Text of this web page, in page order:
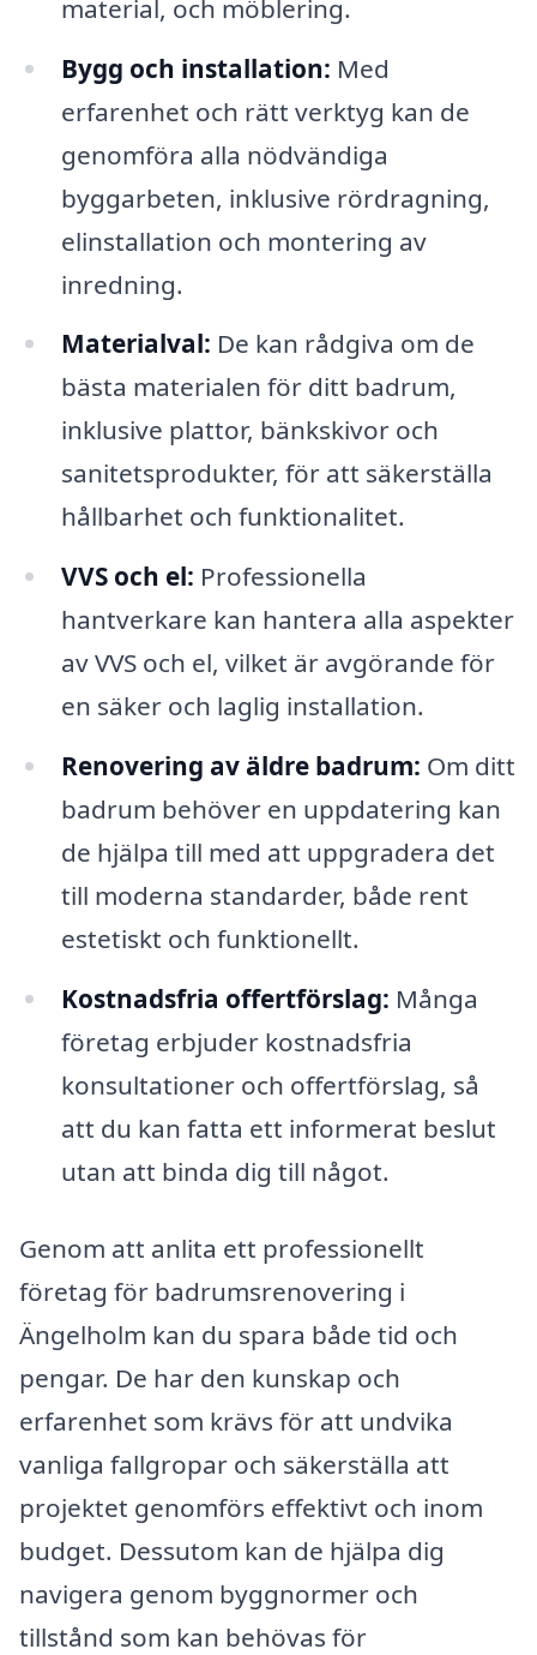
material, och möblering.
Bygg och installation: Med
erfarenhet och rätt verktyg kan de
genomföra alla nödvändiga
byggarbeten, inklusive rördragning,
elinstallation och montering av
inredning.
Materialval: De kan rådgiva om de
bästa materialen för ditt badrum,
inklusive plattor, bänkskivor och
sanitetsprodukter, för att säkerställa
hållbarhet och funktionalitet.
VVS och el: Professionella
hantverkare kan hantera alla aspekter
av VVS och el, vilket är avgörande för
en säker och laglig installation.
Renovering av äldre badrum: Om ditt
badrum behöver en uppdatering kan
de hjälpa till med att uppgradera det
till moderna standarder, både rent
estetiskt och funktionellt.
Kostnadsfria offertförslag: Många
företag erbjuder kostnadsfria
konsultationer och offertförslag, så
att du kan fatta ett informerat beslut
utan att binda dig till något.
Genom att anlita ett professionellt
företag för badrumsrenovering i
Ängelholm kan du spara både tid och
pengar. De har den kunskap och
erfarenhet som krävs för att undvika
vanliga fallgropar och säkerställa att
projektet genomförs effektivt och inom
budget. Dessutom kan de hjälpa dig
navigera genom byggnormer och
tillstånd som kan behövas för